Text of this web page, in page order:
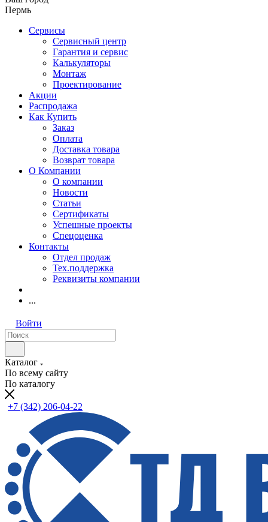
Пермь
Сервисы
Сервисный центр
Гарантия и сервис
Калькуляторы
Монтаж
Проектирование
Акции
Распродажа
Как Купить
Заказ
Оплата
Доставка товара
Возврат товара
О Компании
О компании
Новости
Статьи
Сертификаты
Успешные проекты
Спецоценка
Контакты
Отдел продаж
Тех.поддержка
Реквизиты компании
...
Войти
Каталог
По всему сайту
По каталогу
+7 (342) 206-04-22